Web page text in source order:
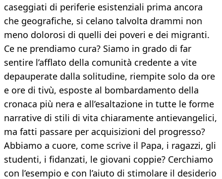
caseggiati di periferie esistenziali prima ancora
che geografiche, si celano talvolta drammi non
meno dolorosi di quelli dei poveri e dei migranti.
Ce ne prendiamo cura? Siamo in grado di far
sentire l’afflato della comunità credente a vite
depauperate dalla solitudine, riempite solo da ore
e ore di tivù, esposte al bombardamento della
cronaca più nera e all’esaltazione in tutte le forme
narrative di stili di vita chiaramente antievangelici,
ma fatti passare per acquisizioni del progresso?
Abbiamo a cuore, come scrive il Papa, i ragazzi, gli
studenti, i fidanzati, le giovani coppie? Cerchiamo
con l’esempio e con l’aiuto di stimolare il desiderio